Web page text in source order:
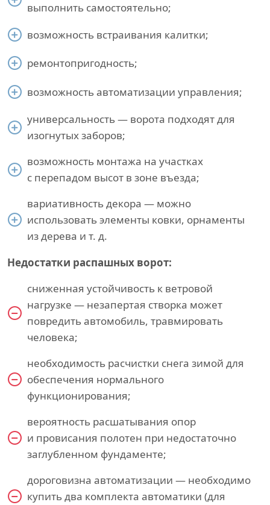
выполнить самостоятельно;
возможность встраивания калитки;
ремонтопригодность;
возможность автоматизации управления;
универсальность — ворота подходят для
изогнутых заборов;
возможность монтажа на участках
с перепадом высот в зоне въезда;
вариативность декора — можно
использовать элементы ковки, орнаменты
из дерева и т. д.
Недостатки распашных ворот:
сниженная устойчивость к ветровой
нагрузке — незапертая створка может
повредить автомобиль, травмировать
человека;
необходимость расчистки снега зимой для
обеспечения нормального
функционирования;
вероятность расшатывания опор
и провисания полотен при недостаточно
заглубленном фундаменте;
дороговизна автоматизации — необходимо
купить два комплекта автоматики (для